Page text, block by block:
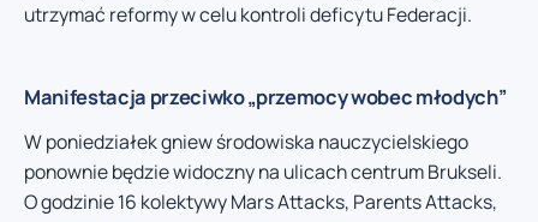
utrzymać reformy w celu kontroli deficytu Federacji.
Manifestacja przeciwko „przemocy wobec młodych”
W poniedziałek gniew środowiska nauczycielskiego
ponownie będzie widoczny na ulicach centrum Brukseli.
O godzinie 16 kolektywy Mars Attacks, Parents Attacks,